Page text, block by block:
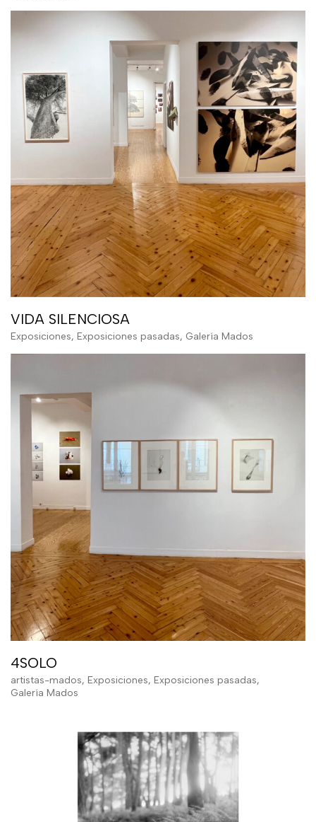
VIDA SILENCIOSA
Exposiciones, Exposiciones pasadas, Galería Mados
4SOLO
artistas-mados, Exposiciones, Exposiciones pasadas,
Galería Mados